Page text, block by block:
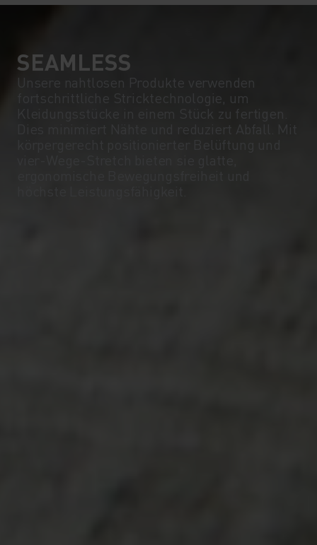
SEAMLESS
Unsere nahtlosen Produkte verwenden
fortschrittliche Stricktechnologie, um
Kleidungsstücke in einem Stück zu fertigen.
Dies minimiert Nähte und reduziert Abfall. Mit